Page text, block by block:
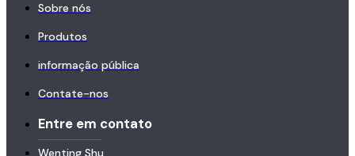
Sobre nós
Produtos
informação pública
Contate-nos
Entre em contato
Wenting Shu